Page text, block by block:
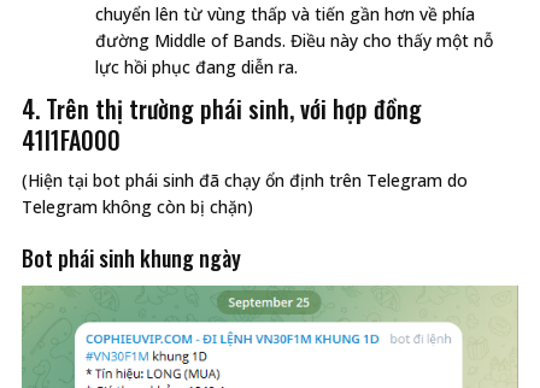
chuyển lên từ vùng thấp và tiến gần hơn về phía
đường Middle of Bands. Điều này cho thấy một nỗ
lực hồi phục đang diễn ra.
4. Trên thị trường phái sinh, với hợp đồng
41I1FA000
(Hiện tại bot phái sinh đã chạy ổn định trên Telegram do
Telegram không còn bị chặn)
Bot phái sinh khung ngày